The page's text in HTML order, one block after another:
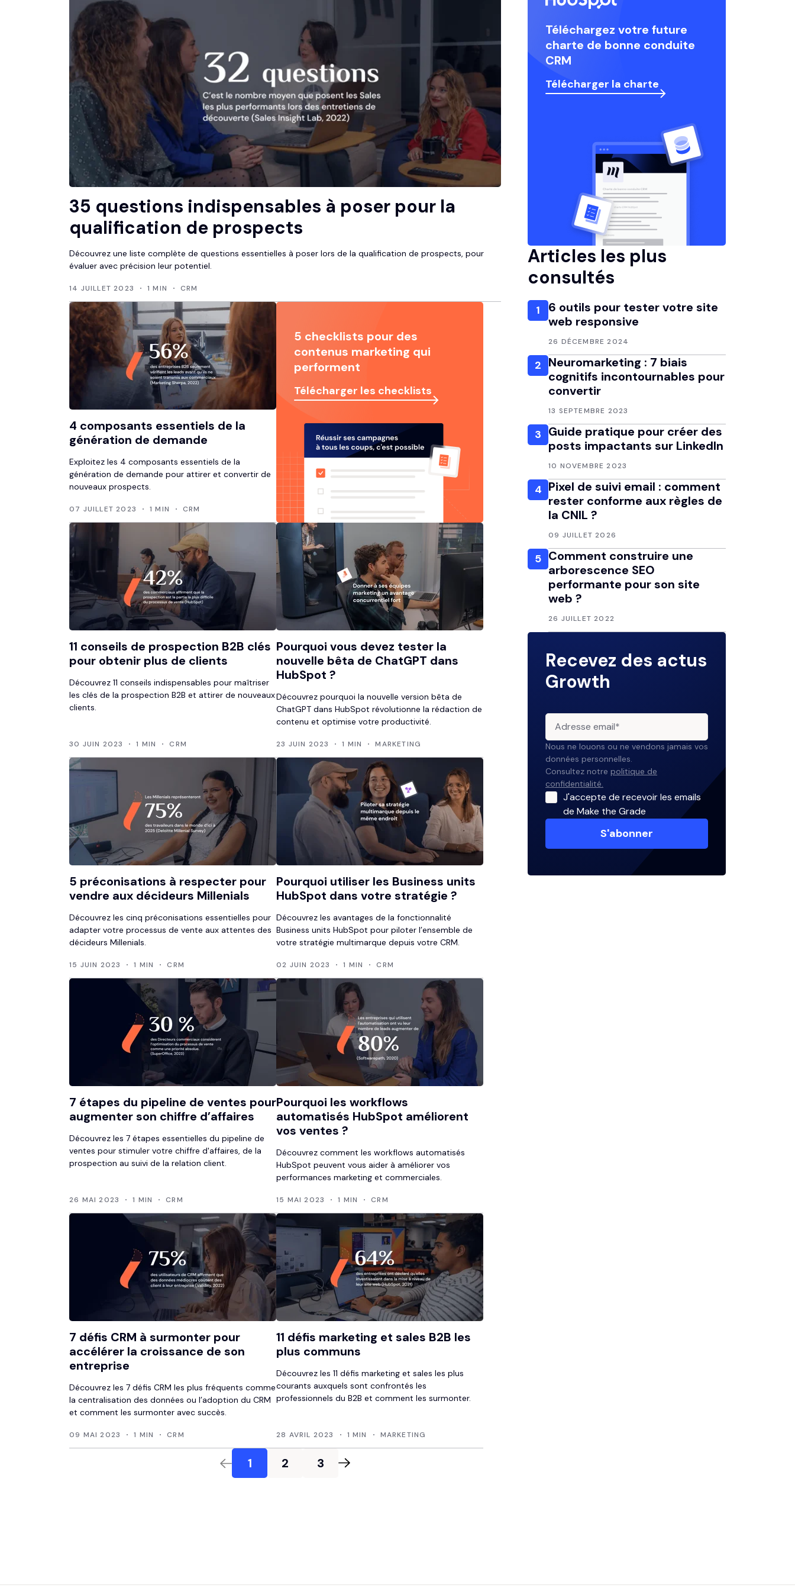
35 questions indispensables à poser pour la
qualification de prospects
Découvrez une liste complète de questions essentielles à poser lors de la qualification de prospects, pour
évaluer avec précision leur potentiel.
14 JUILLET 2023 1 MIN CRM
4 composants essentiels de la
génération de demande
Exploitez les 4 composants essentiels de la
génération de demande pour attirer et convertir de
nouveaux prospects.
07 JUILLET 2023 1 MIN CRM
11 conseils de prospection B2B clés
pour obtenir plus de clients
Découvrez 11 conseils indispensables pour maîtriser
les clés de la prospection B2B et attirer de nouveaux
clients.
30 JUIN 2023 1 MIN CRM
Pourquoi vous devez tester la
nouvelle bêta de ChatGPT dans
HubSpot ?
Découvrez pourquoi la nouvelle version bêta de
ChatGPT dans HubSpot révolutionne la rédaction de
contenu et optimise votre productivité.
23 JUIN 2023 1 MIN MARKETING
5 préconisations à respecter pour
vendre aux décideurs Millenials
Découvrez les cinq préconisations essentielles pour
adapter votre processus de vente aux attentes des
décideurs Millenials.
15 JUIN 2023 1 MIN CRM
Pourquoi utiliser les Business units
HubSpot dans votre stratégie ?
Découvrez les avantages de la fonctionnalité
Business units HubSpot pour piloter l’ensemble de
votre stratégie multimarque depuis votre CRM.
02 JUIN 2023 1 MIN CRM
7 étapes du pipeline de ventes pour
augmenter son chiffre d’affaires
Découvrez les 7 étapes essentielles du pipeline de
ventes pour stimuler votre chiffre d'affaires, de la
prospection au suivi de la relation client.
26 MAI 2023 1 MIN CRM
Pourquoi les workflows
automatisés HubSpot améliorent
vos ventes ?
Découvrez comment les workflows automatisés
HubSpot peuvent vous aider à améliorer vos
performances marketing et commerciales.
15 MAI 2023 1 MIN CRM
7 défis CRM à surmonter pour
accélérer la croissance de son
entreprise
Découvrez les 7 défis CRM les plus fréquents comme
la centralisation des données ou l’adoption du CRM
et comment les surmonter avec succès.
09 MAI 2023 1 MIN CRM
11 défis marketing et sales B2B les
plus communs
Découvrez les 11 défis marketing et sales les plus
courants auxquels sont confrontés les
professionnels du B2B et comment les surmonter.
28 AVRIL 2023 1 MIN MARKETING
5 checklists pour des
contenus marketing qui
performent
Télécharger les checklists
1 2 3
Téléchargez votre future
charte de bonne conduite
CRM
Télécharger la charte
Articles les plus
consultés
1
6 outils pour tester votre site
web responsive
26 DÉCEMBRE 2024
2 Neuromarketing : 7 biais
cognitifs incontournables pour
convertir
13 SEPTEMBRE 2023
3 Guide pratique pour créer des
posts impactants sur LinkedIn
10 NOVEMBRE 2023
4 Pixel de suivi email : comment
rester conforme aux règles de
la CNIL ?
09 JUILLET 2026
5 Comment construire une
arborescence SEO
performante pour son site
web ?
26 JUILLET 2022
Recevez des actus
Growth
Nous ne louons ou ne vendons jamais vos
données personnelles.
Consultez notre politique de
confidentialité.
J'accepte de recevoir les emails
de Make the Grade